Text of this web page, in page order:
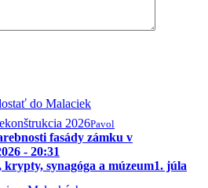
do Malaciek
Pavol
fasády zámku v
- 20:31
synagóga a múzeum1. júla